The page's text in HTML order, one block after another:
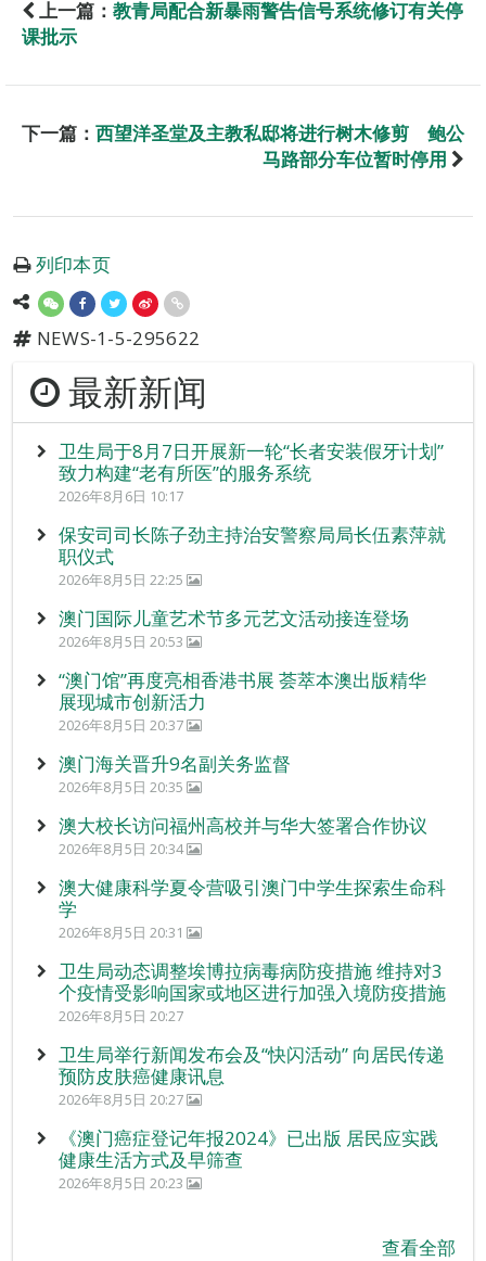
上一篇： 教青局配合新暴雨警告信号系统修订有关停
课批示
下一篇： 西望洋圣堂及主教私邸将进行树木修剪 鲍公
马路部分车位暂时停用
列印本页
NEWS-1-5-295622
最新新闻
卫生局于8月7日开展新一轮“长者安装假牙计划”
致力构建“老有所医”的服务系统
2026年8月6日 10:17
保安司司长陈子劲主持治安警察局局长伍素萍就
职仪式
2026年8月5日 22:25
澳门国际儿童艺术节多元艺文活动接连登场
2026年8月5日 20:53
“澳门馆”再度亮相香港书展 荟萃本澳出版精华
展现城市创新活力
2026年8月5日 20:37
澳门海关晋升9名副关务监督
2026年8月5日 20:35
澳大校长访问福州高校并与华大签署合作协议
2026年8月5日 20:34
澳大健康科学夏令营吸引澳门中学生探索生命科
学
2026年8月5日 20:31
卫生局动态调整埃博拉病毒病防疫措施 维持对3
个疫情受影响国家或地区进行加强入境防疫措施
2026年8月5日 20:27
卫生局举行新闻发布会及“快闪活动” 向居民传递
预防皮肤癌健康讯息
2026年8月5日 20:27
《澳门癌症登记年报2024》已出版 居民应实践
健康生活方式及早筛查
2026年8月5日 20:23
查看全部